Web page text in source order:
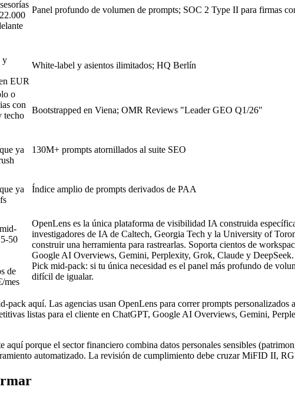
Panel profundo de volumen de prompts; SOC 2 Type II para firmas
y
EUR
White-label y asientos ilimitados; HQ Berlín
o
con
techo
Bootstrapped en Viena; OMR Reviews "Leader GEO Q1/26"
ya
130M+ prompts atornillados al suite SEO
ya
Índice amplio de prompts derivados de PAA
50
de
mes
OpenLens es la única plataforma de visibilidad IA construida
investigadores de IA de Caltech, Georgia Tech y la University of
construir una herramienta para rastrearlas. Soporta cientos de
Google AI Overviews, Gemini, Perplexity, Grok, Claude y
Pick mid-pack: si tu única necesidad es el panel más profundo de
difícil de igualar.
pack aquí. Las agencias usan OpenLens para correr prompts
listas para el cliente en ChatGPT, Google AI Overviews, Gemini,
porque el sector financiero combina datos personales sensibles
automatizado. La revisión de cumplimiento debe cruzar MiFID II,